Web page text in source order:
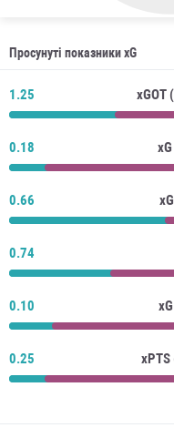
Просунуті показники xG
1.25 xGOT
0.18
0.66
0.74
0.10
0.25 xPTS